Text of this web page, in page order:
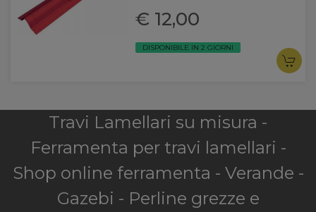
€ 12,00
DISPONIBILE IN 2 GIORNI
Travi Lamellari su misura -
Ferramenta per travi lamellari -
Shop online ferramenta - Verande -
Gazebi - Perline grezze e